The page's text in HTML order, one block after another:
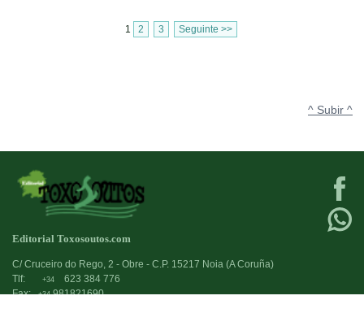
1 2 3 Seguinte >>
^ Subir ^
Editorial Toxosoutos.com
C/ Cruceiro do Rego, 2 - Obre - C.P. 15217 Noia (A Coruña)
Tlf:
+34
623 384 776
Fax:+34981821690